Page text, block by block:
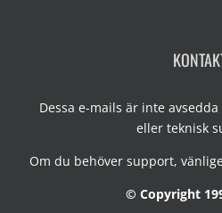
Dessa e-mails är inte
eller teknisk
Om du behöver support,
© Copyright